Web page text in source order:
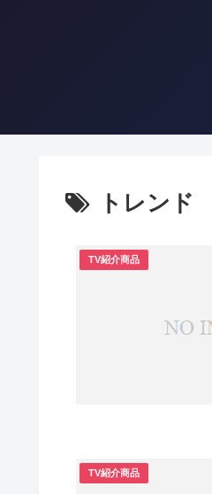
トレンド
TV紹介商品
TV紹介商品